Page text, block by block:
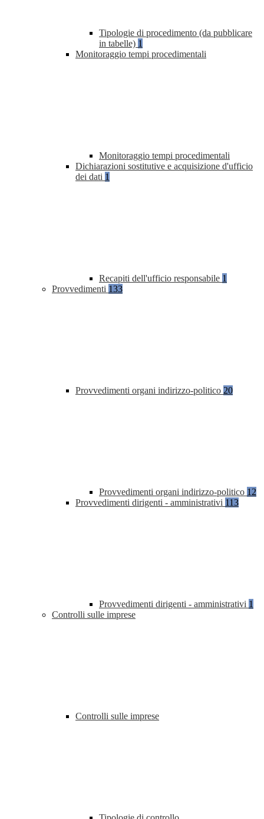
Tipologie di procedimento (da pubblicare
in tabelle) 1
Monitoraggio tempi procedimentali
Monitoraggio tempi procedimentali
Dichiarazioni sostitutive e acquisizione d'ufficio
dei dati 1
Recapiti dell'ufficio responsabile 1
Provvedimenti 133
Provvedimenti organi indirizzo-politico 20
Provvedimenti organi indirizzo-politico 12
Provvedimenti dirigenti - amministrativi 113
Provvedimenti dirigenti - amministrativi 1
Controlli sulle imprese
Controlli sulle imprese